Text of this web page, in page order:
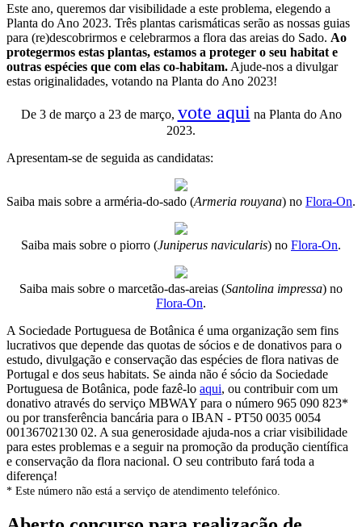
Este ano, queremos dar visibilidade a este problema, elegendo a
Planta do Ano 2023. Três plantas carismáticas serão as nossas guias
para (re)descobrirmos e celebrarmos a flora das areias do Sado. Ao
protegermos estas plantas, estamos a proteger o seu habitat e
outras espécies que com elas co-habitam.Ajude-nos a divulgar
estas originalidades, votando na Planta do Ano 2023!
De 3 de março a 23 de março, vote aquina Planta do Ano
2023.
Apresentam-se de seguida as candidatas:
Saiba mais sobre a arméria-do-sado (Armeria rouyana) no Flora-On.
Saiba mais sobre o piorro (Juniperus navicularis) no Flora-On.
Saiba mais sobre o marcetão-das-areias (Santolina impressa) no
Flora-On.
A Sociedade Portuguesa de Botânica é uma organização sem fins
lucrativos que depende das quotas de sócios e de donativos para o
estudo, divulgação e conservação das espécies de flora nativas de
Portugal e dos seus habitats. Se ainda não é sócio da Sociedade
Portuguesa de Botânica, pode fazê-lo aqui, ou contribuir com um
donativo através do serviço MBWAY para o número 965 090 823*
ou por transferência bancária para o IBAN - PT50 0035 0054
00136702130 02. A sua generosidade ajuda-nos a criar visibilidade
para estes problemas e a seguir na promoção da produção científica
e conservação da flora nacional. O seu contributo fará toda a
diferença!
* Este número não está a serviço de atendimento telefónico.